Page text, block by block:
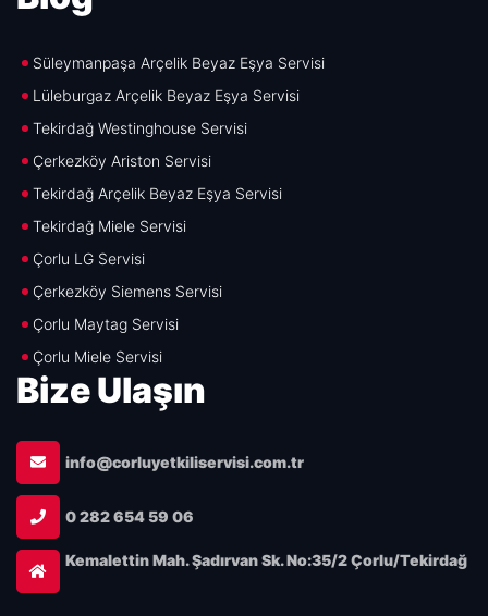
Süleymanpaşa Arçelik Beyaz Eşya Servisi
Lüleburgaz Arçelik Beyaz Eşya Servisi
Tekirdağ Westinghouse Servisi
Çerkezköy Ariston Servisi
Tekirdağ Arçelik Beyaz Eşya Servisi
Tekirdağ Miele Servisi
Çorlu LG Servisi
Çerkezköy Siemens Servisi
Çorlu Maytag Servisi
Çorlu Miele Servisi
Bize Ulaşın
info@corluyetkiliservisi.com.tr
0 282 654 59 06
Kemalettin Mah. Şadırvan Sk. No:35/2 Çorlu/Tekirdağ